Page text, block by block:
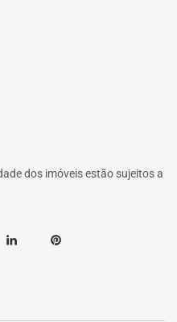
dos imóveis estão sujeitos a
Linkedin Pinterest